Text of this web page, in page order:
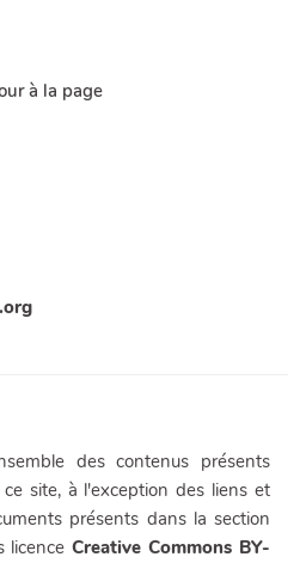
à la page
des contenus présents
ce site, à l'exception des liens et
présents dans la section
licenceCreative Commons BY-